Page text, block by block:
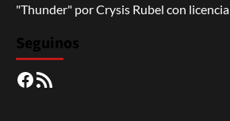
"Thunder" porCrysis Rubel con licencia
Seguinos
Facebook
RSS